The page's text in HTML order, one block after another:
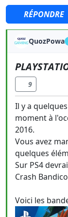
RÉPONDRE
QuozPowa
9
Il y a
moment à
2016.
Vous avez
quelques
Sur PS4
Crash
Voici les